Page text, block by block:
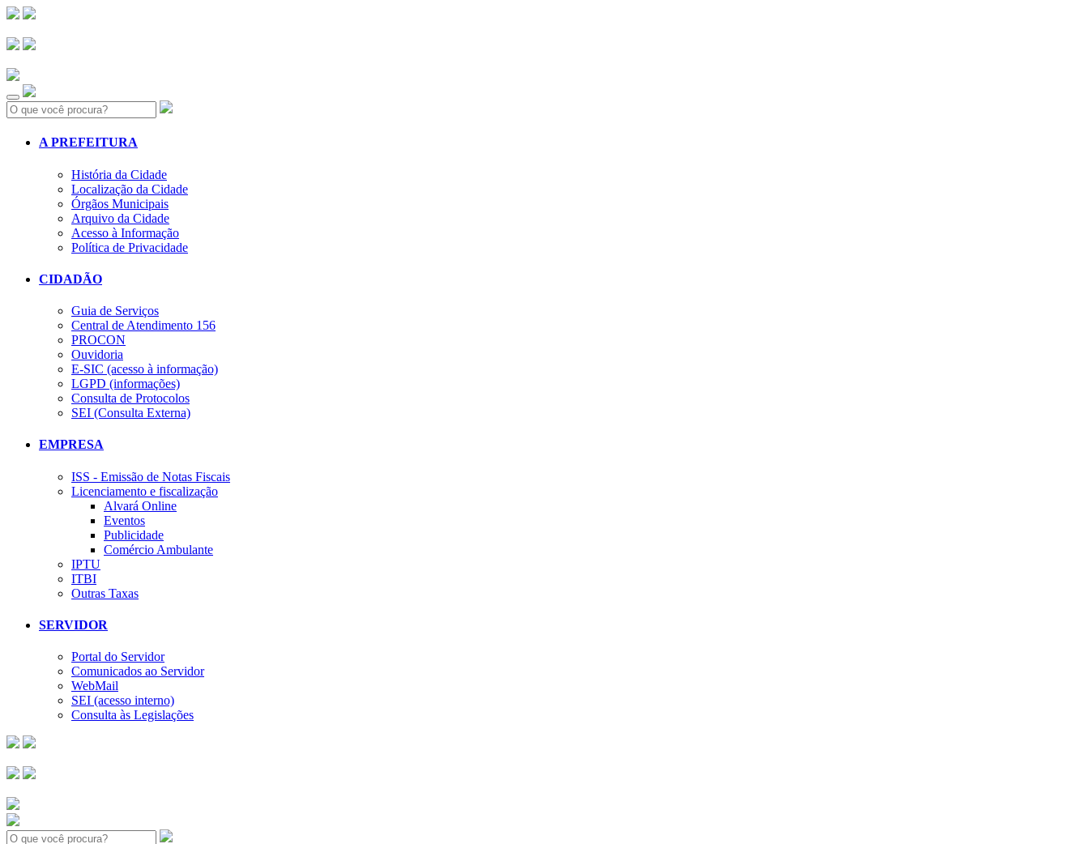
Search:
A PREFEITURA
História da Cidade
Localização da Cidade
Órgãos Municipais
Arquivo da Cidade
Acesso à Informação
Política de Privacidade
CIDADÃO
Guia de Serviços
Central de Atendimento 156
PROCON
Ouvidoria
E-SIC (acesso à informação)
LGPD (informações)
Consulta de Protocolos
SEI (Consulta Externa)
EMPRESA
ISS - Emissão de Notas Fiscais
Licenciamento e fiscalização
Alvará Online
Eventos
Publicidade
Comércio Ambulante
IPTU
ITBI
Outras Taxas
SERVIDOR
Portal do Servidor
Comunicados ao Servidor
WebMail
SEI (acesso interno)
Consulta às Legislações
Search: